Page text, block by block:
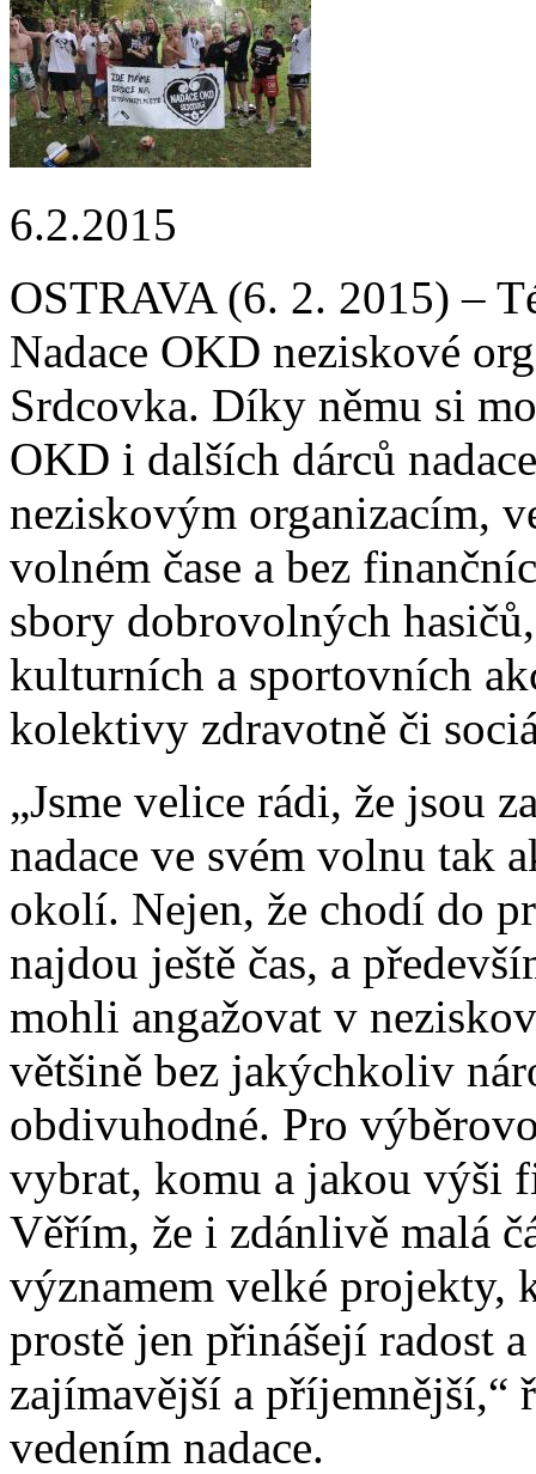
6.2.2015
OSTRAVA (6. 2. 2015) –
Nadace OKD neziskové
Srdcovka. Díky němu si
OKD i dalších dárců
neziskovým organizacím,
volném čase a bez
sbory dobrovolných
kulturních a sportovních
kolektivy zdravotně či
„Jsme velice rádi, že jsou
nadace ve svém volnu tak
okolí. Nejen, že chodí do
najdou ještě čas, a
mohli angažovat v
většině bez jakýchkoliv
obdivuhodné. Pro
vybrat, komu a jakou výši
Věřím, že i zdánlivě malá
významem velké projekty,
prostě jen přinášejí radost
zajímavější a příjemnější,“
vedením nadace.